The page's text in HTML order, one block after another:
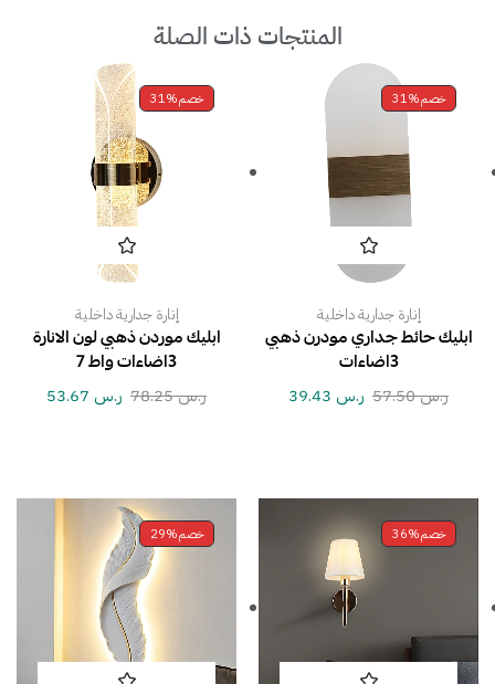
المنتجات ذات الصلة
خصم31%
إنارة جدارية داخلية
ابليك حائط جداري مودرن ذهبي
3اضاءات
ر.س57.50 ر.س
خصم31%
إنارة جدارية داخلية
ابليك موردن ذهبي لون الانارة
3اضاءات واط 7
ر.س78.25 ر.س
خصم36% خصم29%